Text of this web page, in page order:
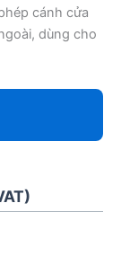
cánh cửa
dùng cho